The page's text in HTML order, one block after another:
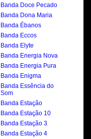
Banda Doce Pecado
Banda Dona Maria
Banda Ébanos
Banda Eccos
Banda Elyte
Banda Energia Nova
Banda Energia Pura
Banda Enigma
Banda Essência do
Som
Banda Estação
Banda Estação 10
Banda Estação 3
Banda Estação 4